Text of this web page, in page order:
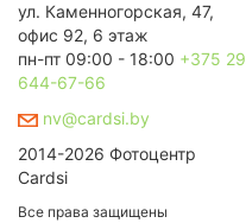
ул. Каменногорская, 47,
офис 92, 6 этаж
пн-пт 09:00 - 18:00 +375 29
644-67-66
nv@cardsi.by
2014-2026 Фотоцентр
Cardsi
Все права защищены